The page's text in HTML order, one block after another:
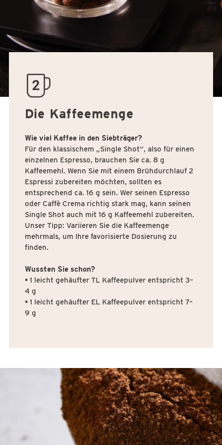
quantity02
Die Kaffeemenge
Wie viel Kaffee in den Siebträger?
Für den klassischem „Single Shot“, also für einen
einzelnen Espresso, brauchen Sie ca. 8 g
Kaffeemehl. Wenn Sie mit einem Brühdurchlauf 2
Espressi zubereiten möchten, sollten es
entsprechend ca. 16 g sein. Wer seinen Espresso
oder Caffè Crema richtig stark mag, kann seinen
Single Shot auch mit 16 g Kaffeemehl zubereiten.
Unser Tipp: Variieren Sie die Kaffeemenge
mehrmals, um Ihre favorisierte Dosierung zu
finden.
Wussten Sie schon?
• 1 leicht gehäufter TL Kaffeepulver entspricht 3–
4 g
• 1 leicht gehäufter EL Kaffeepulver entspricht 7–
9 g